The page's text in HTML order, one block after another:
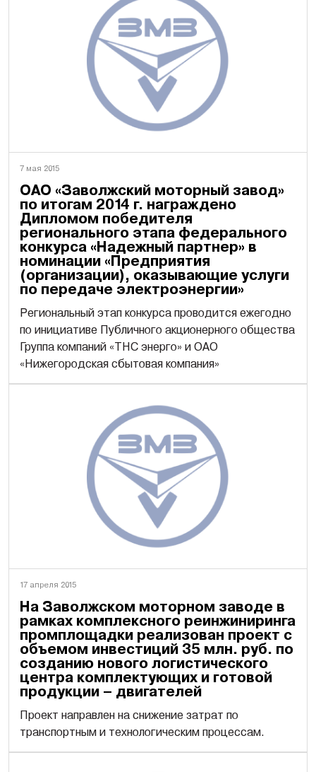
7 мая 2015
ОАО «Заволжский моторный завод»
по итогам 2014 г. награждено
Дипломом победителя
регионального этапа федерального
конкурса «Надежный партнер» в
номинации «Предприятия
(организации), оказывающие услуги
по передаче электроэнергии»
Региональный этап конкурса проводится ежегодно
по инициативе Публичного акционерного общества
Группа компаний «ТНС энерго» и ОАО
«Нижегородская сбытовая компания»
17 апреля 2015
На Заволжском моторном заводе в
рамках комплексного реинжиниринга
промплощадки реализован проект c
объемом инвестиций 35 млн. руб. по
созданию нового логистического
центра комплектующих и готовой
продукции – двигателей
Проект направлен на снижение затрат по
транспортным и технологическим процессам.